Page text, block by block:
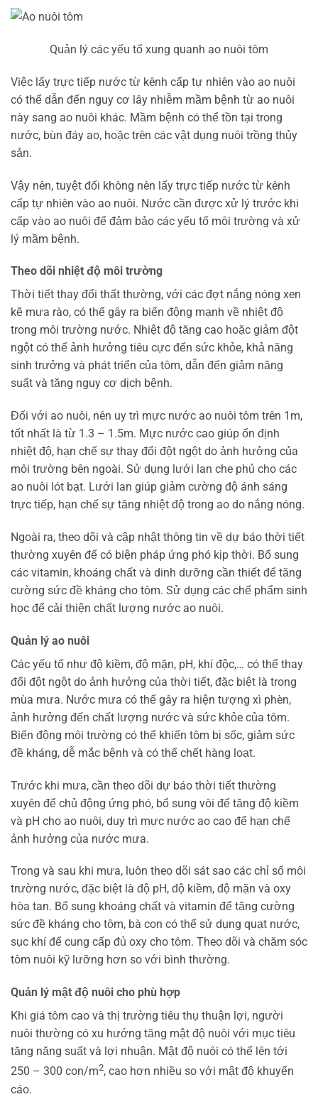
Quản lý các yếu tố xung quanh ao nuôi tôm
Việc lấy trực tiếp nước từ kênh cấp tự nhiên vào ao nuôi
có thể dẫn đến nguy cơ lây nhiễm mầm bệnh từ ao nuôi
này sang ao nuôi khác. Mầm bệnh có thể tồn tại trong
nước, bùn đáy ao, hoặc trên các vật dụng nuôi trồng thủy
sản.
Vậy nên, tuyệt đối không nên lấy trực tiếp nước từ kênh
cấp tự nhiên vào ao nuôi. Nước cần được xử lý trước khi
cấp vào ao nuôi để đảm bảo các yếu tố môi trường và xử
lý mầm bệnh.
Theo dõi nhiệt độ môi trường
Thời tiết thay đổi thất thường, với các đợt nắng nóng xen
kẽ mưa rào, có thể gây ra biến động mạnh về nhiệt độ
trong môi trường nước. Nhiệt độ tăng cao hoặc giảm đột
ngột có thể ảnh hưởng tiêu cực đến sức khỏe, khả năng
sinh trưởng và phát triển của tôm, dẫn đến giảm năng
suất và tăng nguy cơ dịch bệnh.
Đối với ao nuôi, nên uy trì mực nước ao nuôi tôm trên 1m,
tốt nhất là từ 1.3 – 1.5m. Mực nước cao giúp ổn định
nhiệt độ, hạn chế sự thay đổi đột ngột do ảnh hưởng của
môi trường bên ngoài. Sử dụng lưới lan che phủ cho các
ao nuôi lót bạt. Lưới lan giúp giảm cường độ ánh sáng
trực tiếp, hạn chế sự tăng nhiệt độ trong ao do nắng nóng.
Ngoài ra, theo dõi và cập nhật thông tin về dự báo thời tiết
thường xuyên để có biện pháp ứng phó kịp thời. Bổ sung
các vitamin, khoáng chất và dinh dưỡng cần thiết để tăng
cường sức đề kháng cho tôm. Sử dụng các chế phẩm sinh
học để cải thiện chất lượng nước ao nuôi.
Quản lý ao nuôi
Các yếu tố như độ kiềm, độ mặn, pH, khí độc,… có thể thay
đổi đột ngột do ảnh hưởng của thời tiết, đặc biệt là trong
mùa mưa. Nước mưa có thể gây ra hiện tượng xì phèn,
ảnh hưởng đến chất lượng nước và sức khỏe của tôm.
Biến động môi trường có thể khiến tôm bị sốc, giảm sức
đề kháng, dễ mắc bệnh và có thể chết hàng loạt.
Trước khi mưa, cần theo dõi dự báo thời tiết thường
xuyên để chủ động ứng phó, bổ sung vôi để tăng độ kiềm
và pH cho ao nuôi, duy trì mực nước ao cao để hạn chế
ảnh hưởng của nước mưa.
Trong và sau khi mưa, luôn theo dõi sát sao các chỉ số môi
trường nước, đặc biệt là độ pH, độ kiềm, độ mặn và oxy
hòa tan. Bổ sung khoáng chất và vitamin để tăng cường
sức đề kháng cho tôm, bà con có thể sử dụng quạt nước,
sục khí để cung cấp đủ oxy cho tôm. Theo dõi và chăm sóc
tôm nuôi kỹ lưỡng hơn so với bình thường.
Quản lý mật độ nuôi cho phù hợp
Khi giá tôm cao và thị trường tiêu thụ thuận lợi, người
nuôi thường có xu hướng tăng mật độ nuôi với mục tiêu
tăng năng suất và lợi nhuận. Mật độ nuôi có thể lên tới
250 – 300 con/m2, cao hơn nhiều so với mật độ khuyến
cáo.